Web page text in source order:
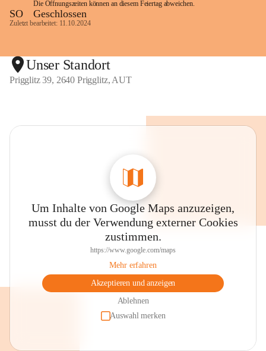
Die Öffnungszeiten können an diesem Feiertag abweichen.
SO Geschlossen
Zuletzt bearbeitet: 11.10.2024
Unser Standort
Prigglitz 39, 2640 Prigglitz, AUT
Um Inhalte von Google Maps anzuzeigen,
musst du der Verwendung externer Cookies
zustimmen.
https://www.google.com/maps
Mehr erfahren
Akzeptieren und anzeigen
Ablehnen
Auswahl merken